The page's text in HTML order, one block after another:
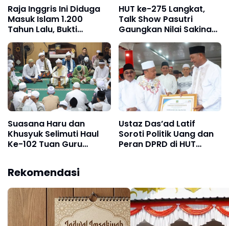
Raja Inggris Ini Diduga
Masuk Islam 1.200
Tahun Lalu, Bukti
Mengejutkan Ditemukan
di Roma!
HUT ke-275 Langkat,
Talk Show Pasutri
Gaungkan Nilai Sakinah
Mawaddah Warahmah
Suasana Haru dan
Khusyuk Selimuti Haul
Ke-102 Tuan Guru
Ustaz Das’ad Latif
Soroti Politik Uang dan
Peran DPRD di HUT
Rekomendasi